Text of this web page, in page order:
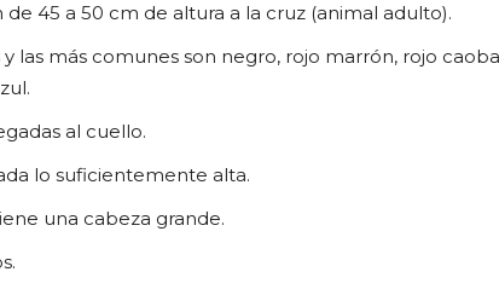
45 a 50 cm de altura a la cruz (animal adulto).
y las más comunes son negro, rojo marrón, rojo
al cuello.
lo suficientemente alta.
una cabeza grande.